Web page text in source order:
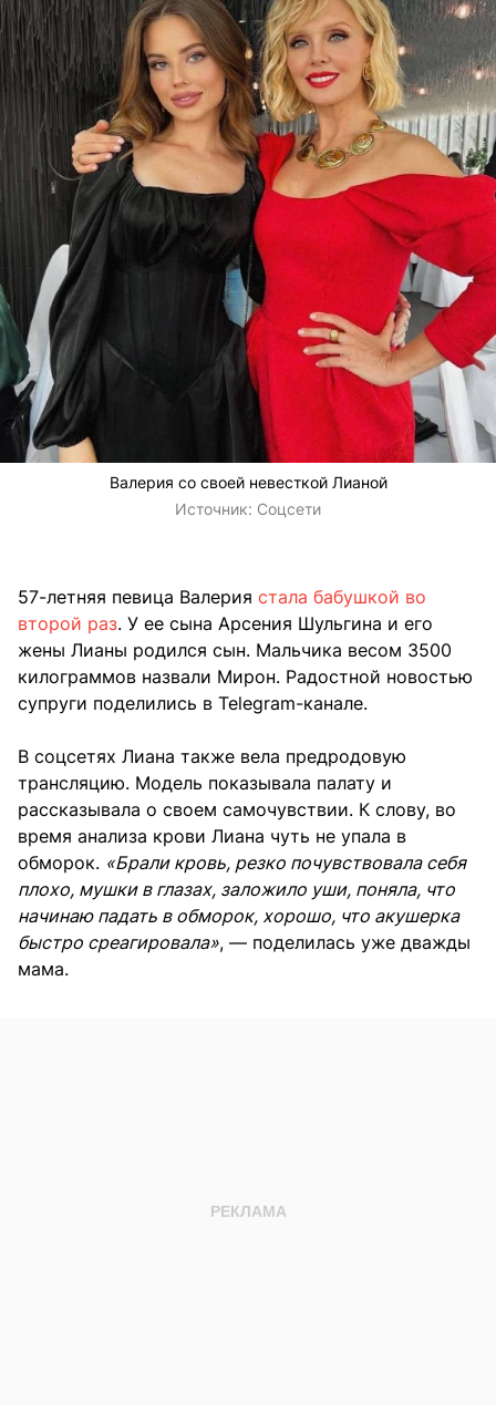
Валерия со своей невесткой Лианой
Источник: Соцсети
57-летняя певица Валерия стала бабушкой во
второй раз. У ее сына Арсения Шульгина и его
жены Лианы родился сын. Мальчика весом 3500
килограммов назвали Мирон. Радостной новостью
супруги поделились в Telegram-канале.
В соцсетях Лиана также вела предродовую
трансляцию. Модель показывала палату и
рассказывала о своем самочувствии. К слову, во
время анализа крови Лиана чуть не упала в
обморок. «Брали кровь, резко почувствовала себя
плохо, мушки в глазах, заложило уши, поняла, что
начинаю падать в обморок, хорошо, что акушерка
быстро среагировала», — поделилась уже дважды
мама.